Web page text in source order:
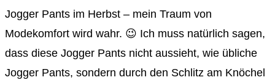
Jogger Pants im Herbst – mein Traum von
Modekomfort wird wahr. 😉 Ich muss natürlich sagen,
dass diese Jogger Pants nicht aussieht, wie übliche
Jogger Pants, sondern durch den Schlitz am Knöchel